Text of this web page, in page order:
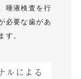
唾液検査を行
必要な歯があ
す。
ルによる